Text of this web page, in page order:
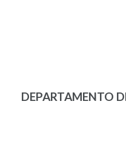
DEPARTAMENTO